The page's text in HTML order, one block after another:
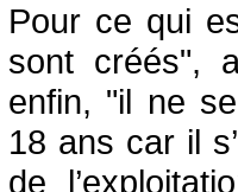
Pour ce qui
sont créés",
enfin, "il ne
18 ans car il
de